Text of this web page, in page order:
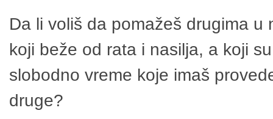
Da li voliš da pomažeš drugima
koji beže od rata i nasilja, a koji
slobodno vreme koje imaš
druge?